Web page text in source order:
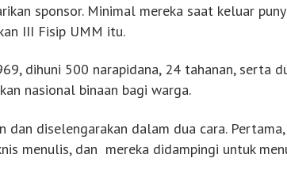
sponsor. Minimal mereka saat keluar
III Fisip UMM itu.
dihuni 500 narapidana, 24 tahanan, serta
nasional binaan bagi warga.
diselengarakan dalam dua cara.
menulis, dan mereka didampingi untuk